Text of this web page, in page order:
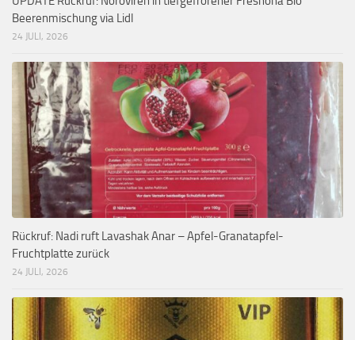
Beerenmischung via Lidl
24 JULI, 2026
Rückruf: Nadi ruft Lavashak Anar – Apfel-Granatapfel-
Fruchtplatte zurück
24 JULI, 2026